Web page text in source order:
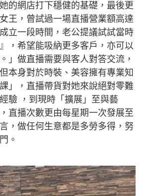
的網店打下穩健的基礎，最後更
王，曾試過一場直播營業額高達
立一段時間，老公提議試試當時
，希望能吸納更多客戶，亦可以
」做直播需要與客人對答交流，
本身對於時裝、美容擁有專業知
」，直播帶貨對她來說絕對零難
驗 ，到現時「擴展」至與藝
直播次數更由每星期一次發展至
，做任何生意都是多勞多得，努
。